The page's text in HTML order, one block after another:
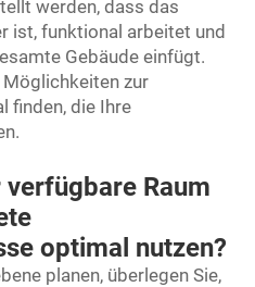
werden, dass das
ist, funktional arbeitet und
Gebäude einfügt.
zur
finden, die Ihre
Raum
optimal nutzen?
planen, überlegen Sie,